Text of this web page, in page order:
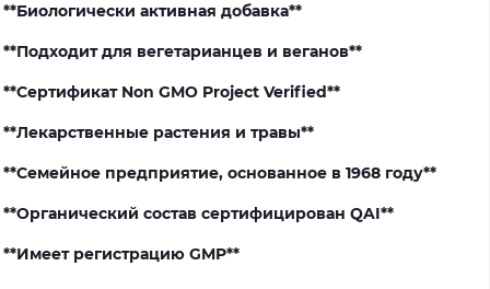
**Биологически активная добавка**
**Подходит для вегетарианцев и веганов**
**Сертификат Non GMO Project Verified**
**Лекарственные растения и травы**
**Семейное предприятие, основанное в 1968 году**
**Органический состав сертифицирован QAI**
**Имеет регистрацию GMP**